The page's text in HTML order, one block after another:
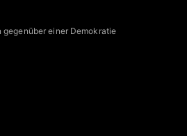
einer Demokratie